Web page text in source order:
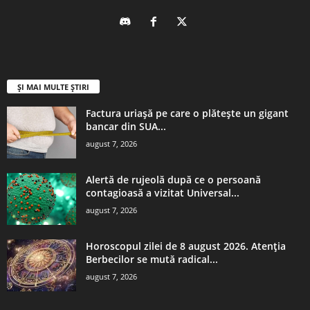
ȘI MAI MULTE ȘTIRI
Factura uriașă pe care o plătește un gigant
bancar din SUA...
august 7, 2026
Alertă de rujeolă după ce o persoană
contagioasă a vizitat Universal...
august 7, 2026
Horoscopul zilei de 8 august 2026. Atenția
Berbecilor se mută radical...
august 7, 2026